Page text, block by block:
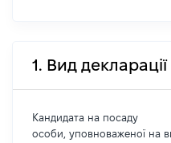
1. Вид
Кандидата на посаду
особи, уповноваженої на